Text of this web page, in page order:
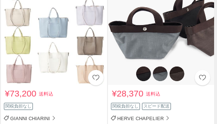
¥73,200送料込
関税負担なし
GIANNI CHIARINI
¥28,370送料込
関税負担なし スピード配送
HERVE CHAPELIER